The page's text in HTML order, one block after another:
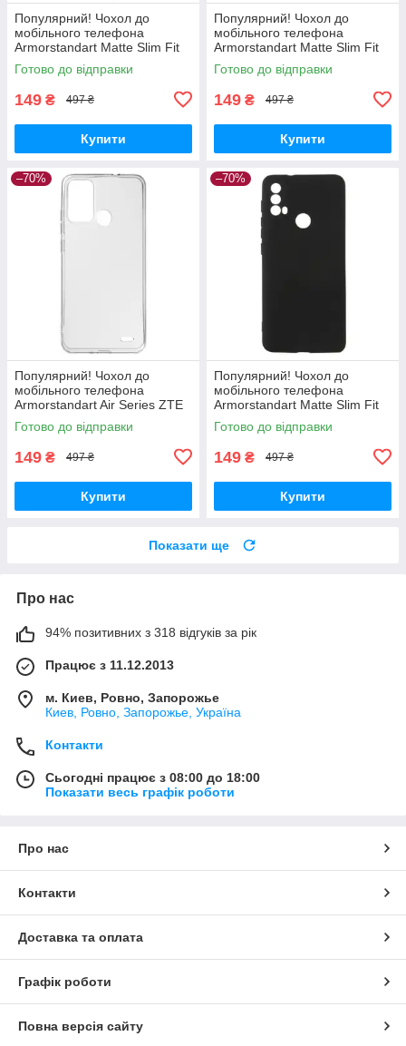
Популярний! Чохол до
мобільного телефона
Armorstandart Matte Slim Fit
Honor X8a Camera cover
Black (ARM69397) - Краща
Готово до відправки
149 ₴ 497 ₴
Купити
Популярний! Чохол до
мобільного телефона
Armorstandart Matte Slim Fit
Honor Magic5 Lite Camera
cover Black (ARM69395) -
Готово до відправки
149 ₴ 497 ₴
Купити
–70%
Популярний! Чохол до
мобільного телефона
Armorstandart Air Series ZTE
Blade A52 Transparent
(ARM63123) - Краща якість
Готово до відправки
149 ₴ 497 ₴
Купити
–70%
Популярний! Чохол до
мобільного телефона
Armorstandart Matte Slim Fit
Motorola E40 Camera cover
Black (ARM63050) - Краща
Готово до відправки
149 ₴ 497 ₴
Купити
Показати ще
Про нас
94% позитивних з 318 відгуків за рік
Працює з 11.12.2013
м. Киев, Ровно, Запорожье
Киев, Ровно, Запорожье, Україна
Контакти
Сьогодні працює з 08:00 до 18:00
Показати весь графік роботи
Про нас
Контакти
Доставка та оплата
Графік роботи
Повна версія сайту